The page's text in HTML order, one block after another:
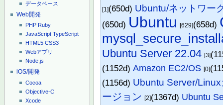
データベース
Web開発
PHP Ruby
JavaScript TypeScript
HTML5 CSS3
Webアプリ
Node.js
iOS/開発
Cocoa
Objective-C
Xcode
[1](650d) Ubuntu/ネットワー
(650d) Ubuntu [629](658d)
Ubuntu Server 22.04 [3]
(1152d)Amazon EC2/OS [0]
(1156d) Ubuntu Server/
ージョン [2](1367d) Ubuntu